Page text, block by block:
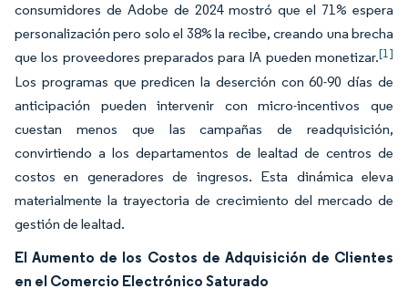
consumidores de Adobe de 2024 mostró que el 71% espera
personalización pero solo el 38% la recibe, creando una brecha
que los proveedores preparados para IA pueden monetizar.[1]
Los programas que predicen la deserción con 60-90 días de
anticipación pueden intervenir con micro-incentivos que
cuestan menos que las campañas de readquisición,
convirtiendo a los departamentos de lealtad de centros de
costos en generadores de ingresos. Esta dinámica eleva
materialmente la trayectoria de crecimiento del mercado de
gestión de lealtad.
El Aumento de los Costos de Adquisición de Clientes
en el Comercio Electrónico Saturado